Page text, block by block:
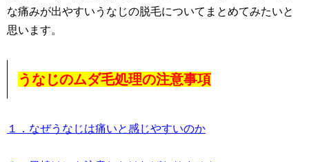
な痛みが出やすいうなじの脱毛についてまとめてみたいと
思います。
うなじのムダ毛処理の注意事項
１．なぜうなじは痛いと感じやすいのか